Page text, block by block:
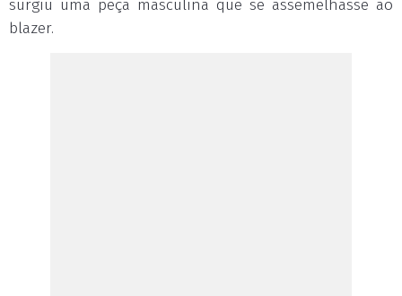
surgiu uma peça masculina que se assemelhasse ao
blazer.